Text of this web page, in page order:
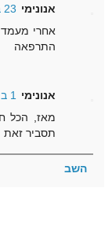
אנונימי 23 ביולי 2021 בשעה 17:25
אחרי
התרפאה
אנונימי
1 ביולי 2024 בשעה 2:56
מאז, הכל
תסביר זאת
השב